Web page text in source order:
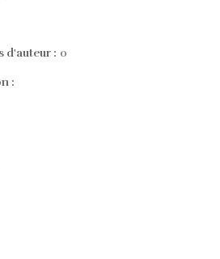
d'auteur : 0
: